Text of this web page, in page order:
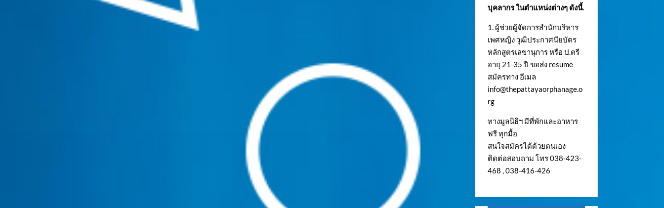
บุคลากร ในตำแหน่งต่างๆ ดังนี้.
1. ผู้ช่วยผู้จัดการสำนักบริหาร
เพศหญิง วุฒิประกาศนียบัตร
หลักสูตรเลขานุการ หรือ ป.ตรี
อายุ 21-35 ปี ขอส่ง resume
สมัครทาง อีเมล
info@thepattayaorphanage.o
rg
ทางมูลนิธิฯ มีที่พักและอาหาร
ฟรี ทุกมื้อ
สนใจสมัครได้ด้วยตนเอง
ติดต่อสอบถาม โทร 038-423-
468 , 038-416-426